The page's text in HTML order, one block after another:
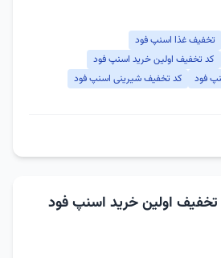
تخفیف غذا اسنپ فود
کد تخفیف اولین خرید اسنپ فود
فود
کد تخفیف شیرینی اسنپ فود
کد تخفیف اولین خرید اسنپ فود